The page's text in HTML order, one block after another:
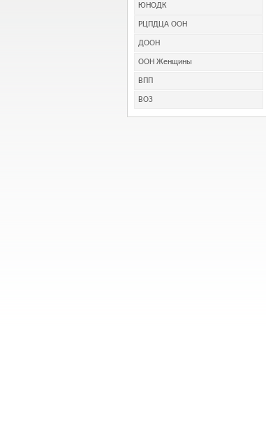
ЮНОДК
РЦПДЦА ООН
ДООН
ООН Женщины
ВПП
ВОЗ